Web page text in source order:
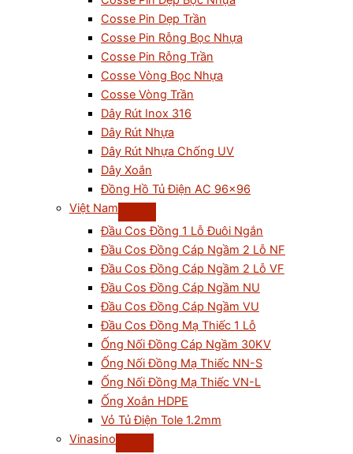
Cosse Pin Dẹp Trần
Cosse Pin Rỗng Bọc Nhựa
Cosse Pin Rỗng Trần
Cosse Vòng Bọc Nhựa
Cosse Vòng Trần
Dây Rút Inox 316
Dây Rút Nhựa
Dây Rút Nhựa Chống UV
Dây Xoắn
Đồng Hồ Tủ Điện AC 96×96
Việt Nam
Đầu Cos Đồng 1 Lỗ Đuôi Ngắn
Đầu Cos Đồng Cáp Ngầm 2 Lỗ NF
Đầu Cos Đồng Cáp Ngầm 2 Lỗ VF
Đầu Cos Đồng Cáp Ngầm NU
Đầu Cos Đồng Cáp Ngầm VU
Đầu Cos Đồng Mạ Thiếc 1 Lỗ
Ống Nối Đồng Cáp Ngầm 30KV
Ống Nối Đồng Mạ Thiếc NN-S
Ống Nối Đồng Mạ Thiếc VN-L
Ống Xoắn HDPE
Vỏ Tủ Điện Tole 1.2mm
Vinasino